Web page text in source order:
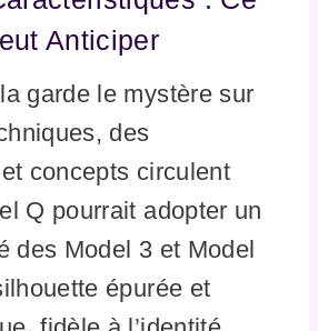
Anticiper
garde le mystère sur
des
concepts circulent
Q pourrait adopter un
des Model 3 et Model
épurée et